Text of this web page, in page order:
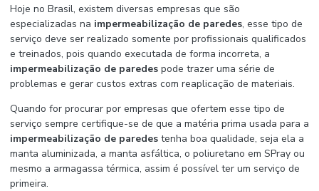
Hoje no Brasil, existem diversas empresas que são
especializadas na impermeabilização de paredes, esse tipo de
serviço deve ser realizado somente por profissionais qualificados
e treinados, pois quando executada de forma incorreta, a
impermeabilização de paredes pode trazer uma série de
problemas e gerar custos extras com reaplicação de materiais.
Quando for procurar por empresas que ofertem esse tipo de
serviço sempre certifique-se de que a matéria prima usada para a
impermeabilização de paredes tenha boa qualidade, seja ela a
manta aluminizada, a manta asfáltica, o poliuretano em SPray ou
mesmo a armagassa térmica, assim é possível ter um serviço de
primeira.